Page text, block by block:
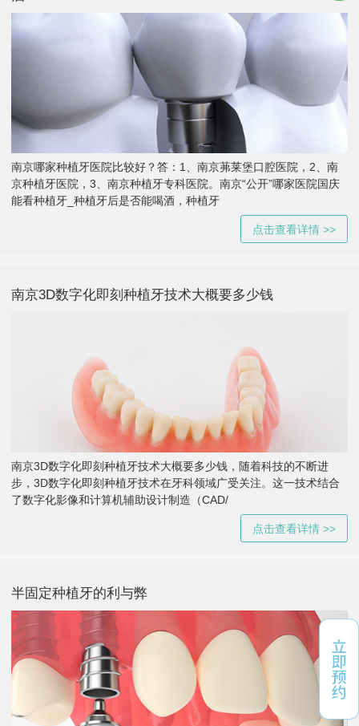
南京哪家种植牙医院比较好？答：1、南京茀莱堡口腔医院，2、南
京种植牙医院，3、南京种植牙专科医院。南京“公开”哪家医院国庆
能看种植牙_种植牙后是否能喝酒，种植牙
点击查看详情 >>
南京3D数字化即刻种植牙技术大概要多少钱
南京3D数字化即刻种植牙技术大概要多少钱，随着科技的不断进
步，3D数字化即刻种植牙技术在牙科领域广受关注。这一技术结合
了数字化影像和计算机辅助设计制造（CAD/
点击查看详情 >>
半固定种植牙的利与弊